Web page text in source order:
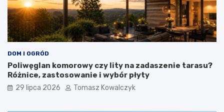
DOM I OGRÓD
Poliwęglan komorowy czy lity na zadaszenie tarasu?
Różnice, zastosowanie i wybór płyty
29 lipca 2026 Tomasz Kowalczyk